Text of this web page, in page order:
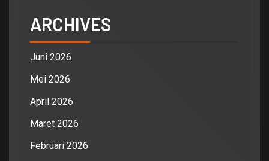
ARCHIVES
Juni 2026
Mei 2026
April 2026
Maret 2026
Februari 2026